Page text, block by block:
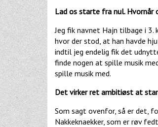
Lad os starte fra nul. Hvornår
Jeg fik navnet Hajn tilbage i 3.
hvor der stod, at han havde
indtil jeg endelig fik det
finde nogen at spille musik
spille musik med.
Det virker ret ambitiøst at
Som sagt ovenfor, så er det,
Nakkeknaekker, som er røv